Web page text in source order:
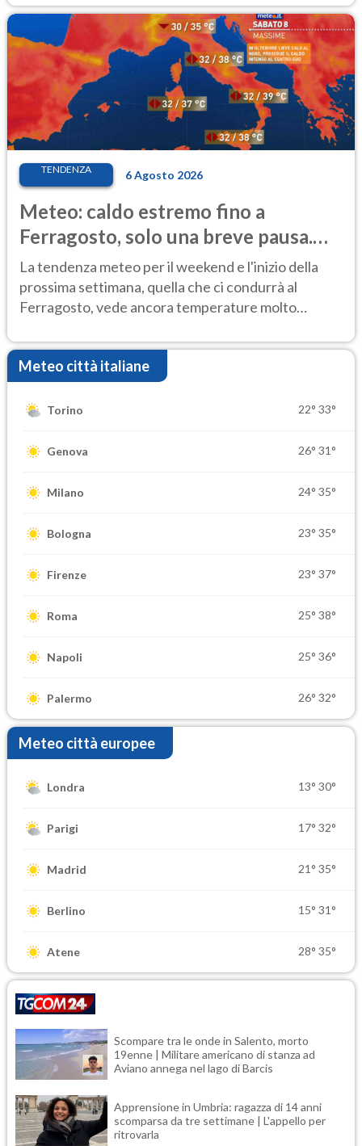
TENDENZA 6 Agosto 2026
Meteo: caldo estremo fino a
Ferragosto, solo una breve pausa.
Ecco dove
La tendenza meteo per il weekend e l'inizio della
prossima settimana, quella che ci condurrà al
Ferragosto, vede ancora temperature molto
Meteo città italiane
Torino 22° 33°
Genova 26° 31°
Milano 24° 35°
Bologna 23° 35°
Firenze 23° 37°
Roma 25° 38°
Napoli 25° 36°
Palermo 26° 32°
Meteo città europee
Londra 13° 30°
Parigi 17° 32°
Madrid 21° 35°
Berlino 15° 31°
Atene 28° 35°
Scompare tra le onde in Salento, morto
19enne | Militare americano di stanza ad
Aviano annega nel lago di Barcis
Apprensione in Umbria: ragazza di 14 anni
scomparsa da tre settimane | L'appello per
ritrovarla